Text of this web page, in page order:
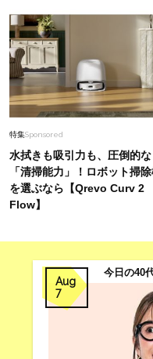
特集Sponsored
水拭きも吸引力も、圧倒的な
「清掃能力」！ロボット掃
を選ぶなら【Qrevo Curv 2
Flow】
Aug
7
今日の40